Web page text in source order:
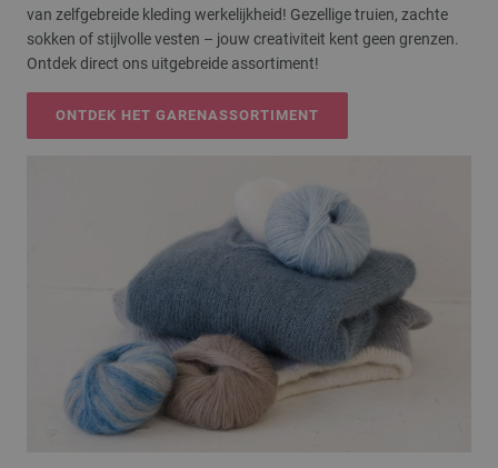
van zelfgebreide kleding werkelijkheid! Gezellige truien, zachte
sokken of stijlvolle vesten – jouw creativiteit kent geen grenzen.
Ontdek direct ons uitgebreide assortiment!
ONTDEK HET GARENASSORTIMENT